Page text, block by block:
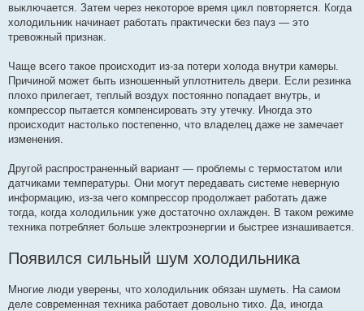
выключается. Затем через некоторое время цикл повторяется. Когда
холодильник начинает работать практически без пауз — это
тревожный признак.
Чаще всего такое происходит из-за потери холода внутри камеры.
Причиной может быть изношенный уплотнитель двери. Если резинка
плохо прилегает, теплый воздух постоянно попадает внутрь, и
компрессор пытается компенсировать эту утечку. Иногда это
происходит настолько постепенно, что владелец даже не замечает
изменения.
Другой распространенный вариант — проблемы с термостатом или
датчиками температуры. Они могут передавать системе неверную
информацию, из-за чего компрессор продолжает работать даже
тогда, когда холодильник уже достаточно охлажден. В таком режиме
техника потребляет больше электроэнергии и быстрее изнашивается.
Появился сильный шум холодильника
Многие люди уверены, что холодильник обязан шуметь. На самом
деле современная техника работает довольно тихо. Да, иногда